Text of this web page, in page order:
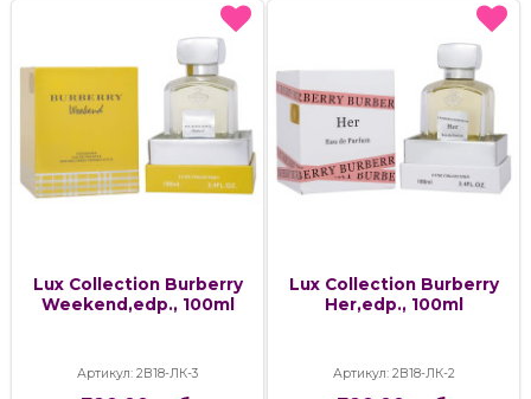
Lux Collection Burberry
Weekend,edp., 100ml
Артикул: 2В18-ЛК-3
Lux Collection Burberry
Her,edp., 100ml
Артикул: 2В18-ЛК-2